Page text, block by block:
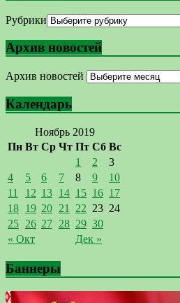
Рубрики
Архив новостей
Архив новостей
Календарь
Ноябрь 2019
Пн Вт Ср Чт Пт Сб Вс
« Окт Дек »
1 2
3
4
5 6 7 8 9
10
11
12 13 14 15 16 17
18 19 20 21 22 23 24
25 26 27 28 29 30
Баннеры